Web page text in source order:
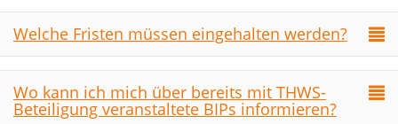
Welche Fristen müssen eingehalten werden?
Wo kann ich mich über bereits mit THWS-
Beteiligung veranstaltete BIPs informieren?